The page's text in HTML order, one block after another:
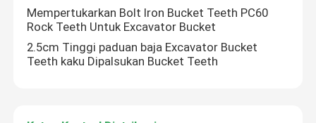
Mempertukarkan Bolt Iron Bucket Teeth PC60
Rock Teeth Untuk Excavator Bucket
2.5cm Tinggi paduan baja Excavator Bucket
Teeth kaku Dipalsukan Bucket Teeth